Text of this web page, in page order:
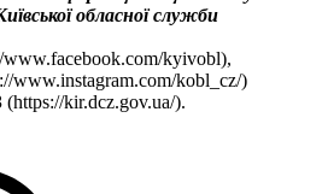
обласної служби
www.facebook.com/kyivobl),
www.instagram.com/kobl_cz/)
kir.dcz.gov.ua/).